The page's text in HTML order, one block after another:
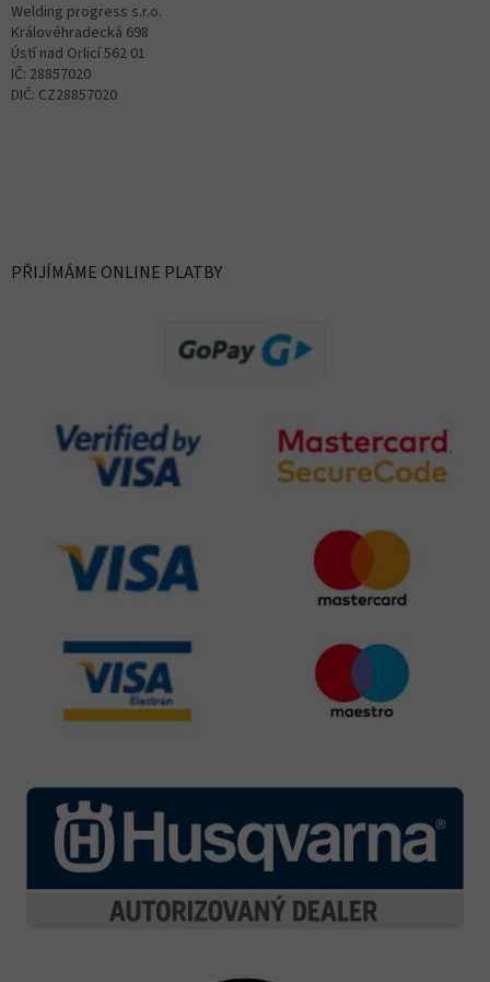
Welding progress s.r.o.
Královéhradecká 698
Ústí nad Orlicí 562 01
IČ: 28857020
DIČ: CZ28857020
PŘIJÍMÁME ONLINE PLATBY